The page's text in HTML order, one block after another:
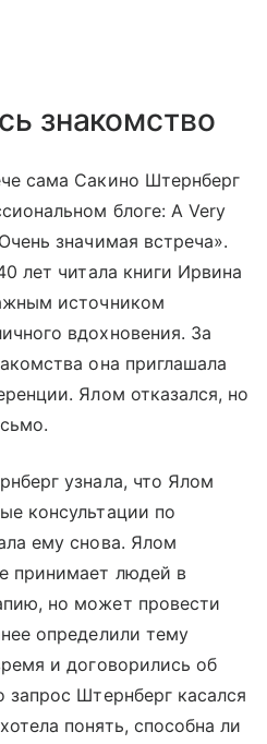
знакомство
сама Сакино Штернберг
блоге: A Very
значимая встреча».
лет читала книги Ирвина
источником
вдохновения. За
она приглашала
Ялом отказался, но
узнала, что Ялом
консультации по
ему снова. Ялом
принимает людей в
но может провести
определили тему
и договорились об
Штернберг касался
понять, способна ли